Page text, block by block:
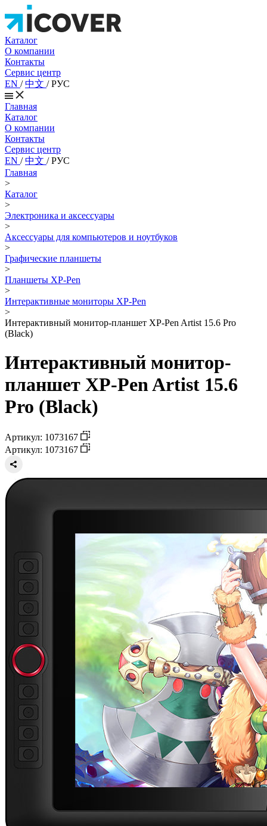
Каталог
О компании
Контакты
Сервис центр
EN /中文 /РУС
Главная
Каталог
О компании
Контакты
Сервис центр
EN /中文 /РУС
Главная
>
Каталог
>
Электроника и аксессуары
>
Аксессуары для компьютеров и ноутбуков
>
Графические планшеты
>
Планшеты XP-Pen
>
Интерактивные мониторы XP-Pen
>
Интерактивный монитор-планшет XP-Pen Artist 15.6 Pro
(Black)
Интерактивный монитор-
планшет XP-Pen Artist 15.6
Pro (Black)
Артикул: 1073167
Артикул: 1073167